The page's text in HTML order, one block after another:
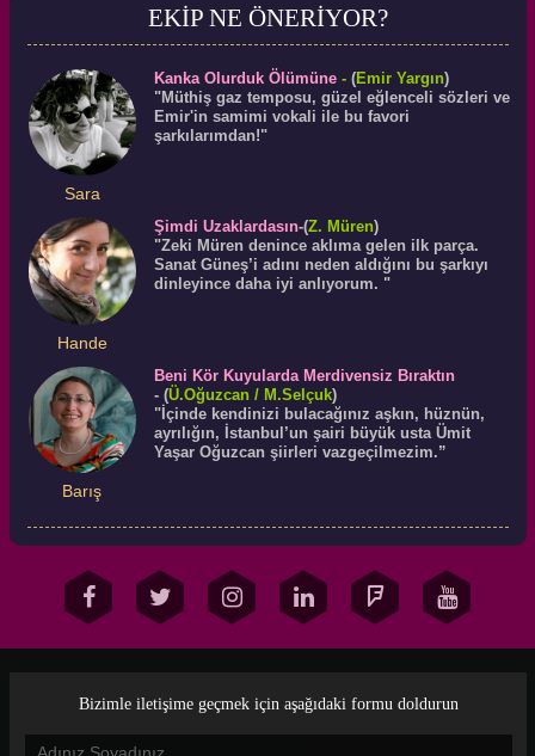
EKİP NE ÖNERİYOR?
Sara
Kanka Olurduk Ölümüne- (Emir Yargın)
"Müthiş gaz temposu, güzel eğlenceli sözleri ve
Emir'in samimi vokali ile bu favori
şarkılarımdan!"
Hande
Şimdi Uzaklardasın-(Z. Müren)
"Zeki Müren denince aklıma gelen ilk parça.
Sanat Güneş’i adını neden aldığını bu şarkıyı
dinleyince daha iyi anlıyorum. "
Barış
Beni Kör Kuyularda Merdivensiz Bıraktın
- (Ü.Oğuzcan/ M.Selçuk)
"İçinde kendinizi bulacağınız aşkın, hüznün,
ayrılığın, İstanbul’un şairi büyük usta Ümit
Yaşar Oğuzcan şiirleri vazgeçilmezim.”
Bizimle iletişime geçmek için aşağıdaki formu doldurun